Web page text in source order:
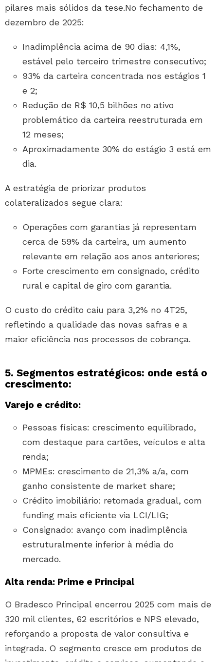
pilares mais sólidos da tese.No fechamento de
dezembro de 2025:
Inadimplência acima de 90 dias: 4,1%,
estável pelo terceiro trimestre consecutivo;
93% da carteira concentrada nos estágios 1
e 2;
Redução de R$ 10,5 bilhões no ativo
problemático da carteira reestruturada em
12 meses;
Aproximadamente 30% do estágio 3 está em
dia.
A estratégia de priorizar produtos
colateralizados segue clara:
Operações com garantias já representam
cerca de 59% da carteira, um aumento
relevante em relação aos anos anteriores;
Forte crescimento em consignado, crédito
rural e capital de giro com garantia.
O custo do crédito caiu para 3,2% no 4T25,
refletindo a qualidade das novas safras e a
maior eficiência nos processos de cobrança.
5. Segmentos estratégicos: onde está o
crescimento:
Varejo e crédito:
Pessoas físicas: crescimento equilibrado,
com destaque para cartões, veículos e alta
renda;
MPMEs: crescimento de 21,3% a/a, com
ganho consistente de market share;
Crédito imobiliário: retomada gradual, com
funding mais eficiente via LCI/LIG;
Consignado: avanço com inadimplência
estruturalmente inferior à média do
mercado.
Alta renda: Prime e Principal
O Bradesco Principal encerrou 2025 com mais de
320 mil clientes, 62 escritórios e NPS elevado,
reforçando a proposta de valor consultiva e
integrada. O segmento cresce em produtos de